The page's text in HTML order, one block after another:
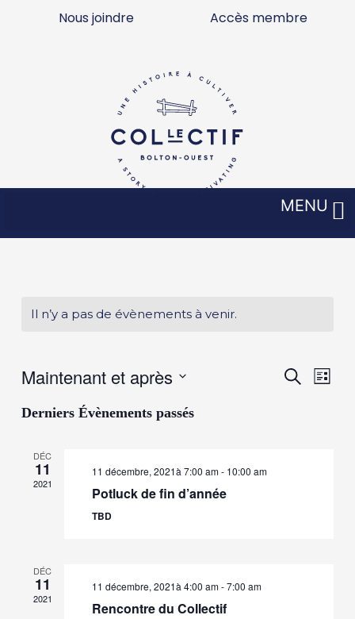
Nous joindre Accès membre
MENU
Il n’y a pas de évènements à venir.
Recherche
Liste
Maintenant et après
une
Derniers Évènements passés
DÉC
11
2021
11 décembre, 2021à 7:00 am- 10:00 am
Potluck de fin d’année
TBD
DÉC
11
2021
11 décembre, 2021à 4:00 am-7:00 am
Rencontre du Collectif